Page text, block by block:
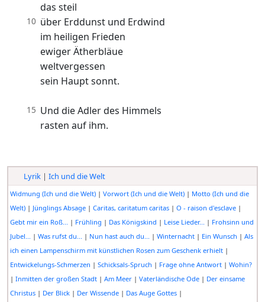
das steil
10 über Erddunst und Erdwind
im heiligen Frieden
ewiger Ätherbläue
weltvergessen
sein Haupt sonnt.
15 Und die Adler des Himmels
rasten auf ihm.
Lyrik| Ich und die Welt
Widmung (Ich und die Welt)| Vorwort (Ich und die Welt)| Motto (Ich und die
Welt)| Jünglings Absage| Caritas, caritatum caritas| O - raison d'esclave|
Gebt mir ein Roß... | Frühling | Das Königskind | Leise Lieder... | Frohsinn und
Jubel... | Was rufst du... | Nun hast auch du... | Winternacht| Ein Wunsch | Als
ich einen Lampenschirm mit künstlichen Rosen zum Geschenk erhielt|
Entwickelungs-Schmerzen | Schicksals-Spruch | Frage ohne Antwort| Wohin?
| Inmitten der großen Stadt| Am Meer| Vaterländische Ode| Der einsame
Christus| Der Blick| Der Wissende| Das Auge Gottes|